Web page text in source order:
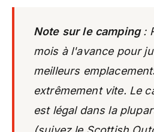
Note sur le camping:
moisà l'avance pour
meilleurs
extrêmement vite. Le
est légal dans la